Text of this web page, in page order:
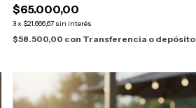
$65.000,00
3x $21.666,67 sin interés
$58.500,00 con Transferencia o depósito